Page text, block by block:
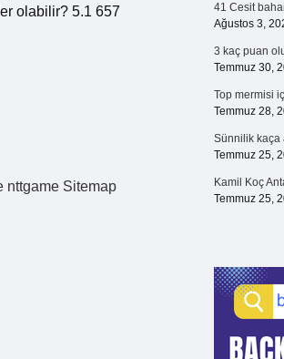
olabilir? 5.1 657
nttgame Sitemap
41 Cesit
Ağustos 3,
3 kaç puan
Temmuz 30,
Top mermisi
Temmuz 28,
Sünnilik kaça
Temmuz 25,
Kamil Koç
Temmuz 25,